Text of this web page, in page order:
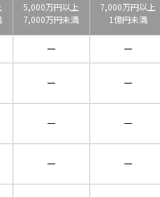
5,000万円以上
7,000万円未満
7,000万円以上
1億円未満
－ －
－ －
－ －
－ －